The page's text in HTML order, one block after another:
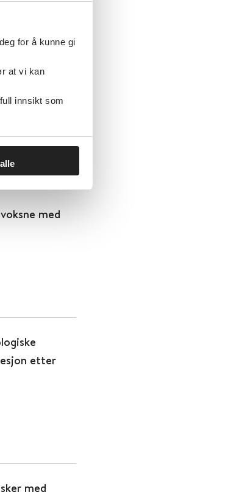
for å kunne gi
at vi kan
innsikt som
med
etter
med